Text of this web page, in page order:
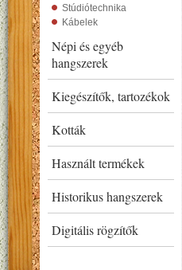
Stúdiótechnika
Kábelek
Népi és egyéb
hangszerek
Kiegészítők, tartozékok
Kották
Használt termékek
Historikus hangszerek
Digitális rögzítők